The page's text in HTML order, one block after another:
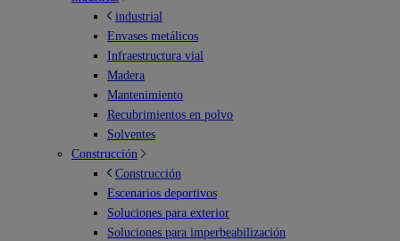
industrial
Envases metálicos
Infraestructura vial
Madera
Mantenimiento
Recubrimientos en polvo
Solventes
Construcción
Construcción
Escenarios deportivos
Soluciones para exterior
Soluciones para imperbeabilización